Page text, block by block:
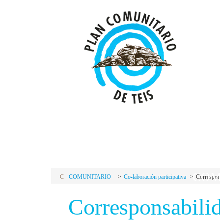
C COMUNITARIO Co-laboración participativa